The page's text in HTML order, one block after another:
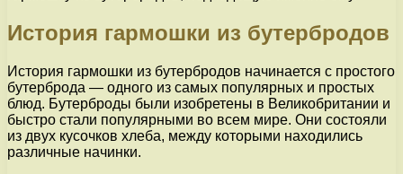
История гармошки из бутербродов
История гармошки из бутербродов начинается с простого
бутерброда — одного из самых популярных и простых
блюд. Бутерброды были изобретены в Великобритании и
быстро стали популярными во всем мире. Они состояли
из двух кусочков хлеба, между которыми находились
различные начинки.